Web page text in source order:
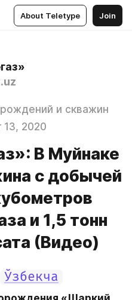
About Teletype Join
и скважин
13, 2020
В Муйнаке
с добычей
и 1,5 тонн
(Видео)
Ўзбекча